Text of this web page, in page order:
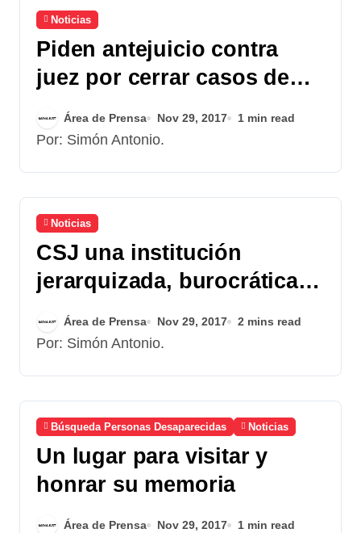
Noticias
Piden antejuicio contra
juez por cerrar casos de
alto impacto
Área de Prensa Nov 29, 2017 1 min read
Por: Simón Antonio.
Noticias
CSJ una institución
jerarquizada, burocrática y
masculinazada según
informe de Impunity Watch
Área de Prensa Nov 29, 2017 2 mins read
Por: Simón Antonio.
Búsqueda Personas Desaparecidas Noticias
Un lugar para visitar y
honrar su memoria
Área de Prensa Nov 29, 2017 1 min read